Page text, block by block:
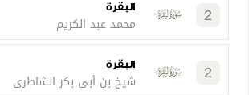
2 البقرة
محمد عبد الكريم
2 البقرة
شيخ بن أبي بكر الشاطري